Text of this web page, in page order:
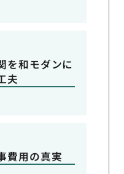
を和モダンに
夫
費用の真実